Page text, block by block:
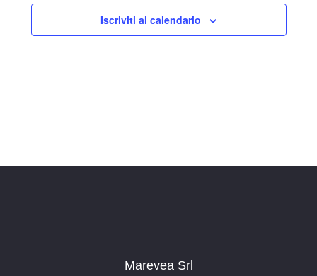
Iscriviti al calendario
Marevea Srl